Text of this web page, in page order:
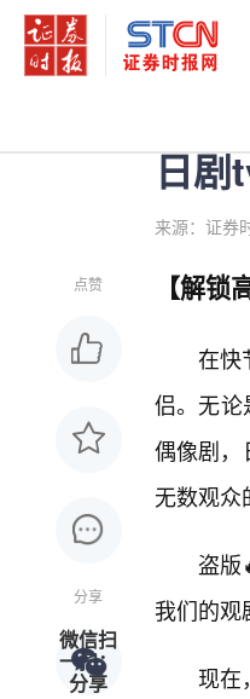
日剧
来源：证券
点赞
分享
微信扫
一扫：
分享
【解锁
在快
侣。无论
偶像剧，
无数观众
盗版
我们的观
现在